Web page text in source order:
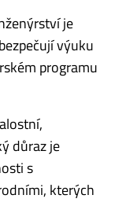
je
výuku
programu
důraz je
s
kterých